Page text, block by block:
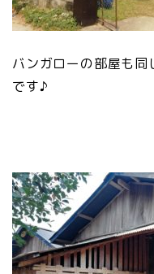
バンガローの部屋も
です♪